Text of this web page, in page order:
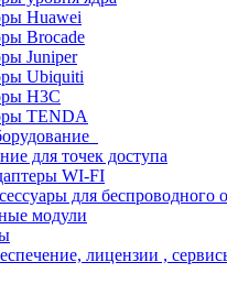
Huawei
Brocade
Juniper
Ubiquiti
H3C
TENDA
для точек доступа
WI-FI
для беспроводного
модули
лицензии ,